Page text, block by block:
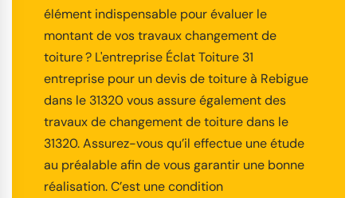
élément indispensable pour évaluer le
montant de vos travaux changement de
toiture ? L'entreprise Éclat Toiture 31
entreprise pour un devis de toiture à Rebigue
dans le 31320 vous assure également des
travaux de changement de toiture dans le
31320. Assurez-vous qu’il effectue une étude
au préalable afin de vous garantir une bonne
réalisation. C’est une condition